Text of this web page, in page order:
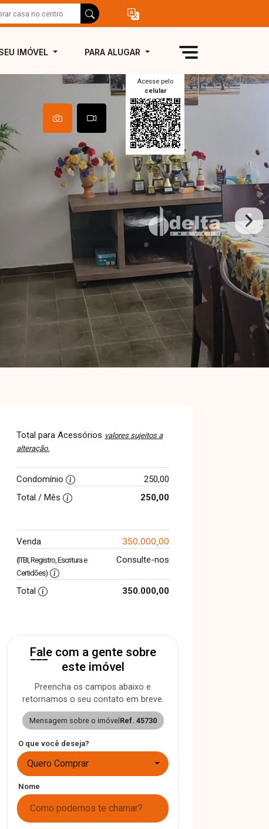
IMÓVEL PARA ALUGAR
Acesse pelo
celular
Total para Acessórios valores sujeitos a
alteração.
Condomínio
250,00
Total / Mês
250,00
Venda 350.000,00
(ITBI, Registro, Escritura e
Certidões)
Consulte-nos
Total 350.000,00
Fale com a gente sobre
este imóvel
Preencha os campos abaixo e
retornamos o seu contato em breve.
Mensagem sobre o imóvel Ref. 45730
O que você deseja?
Quero Comprar
Nome